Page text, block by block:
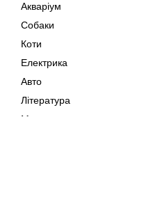
Акваріум
Собаки
Коти
Електрика
Авто
Література
Музика